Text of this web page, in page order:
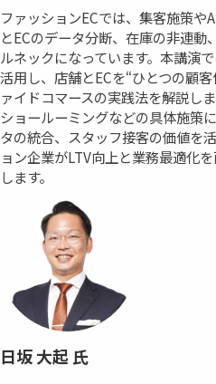
ファッションECでは、集客施策や
とECのデータ分断、在庫の非連動
ルネックになっています。本講演
活用し、店舗とECを“ひとつの顧
ァイドコマースの実践法を解説し
ショールーミングなどの具体施策
タの統合、スタッフ接客の価値を
ョン企業がLTV向上と業務最適化
します。
日坂 大起 氏